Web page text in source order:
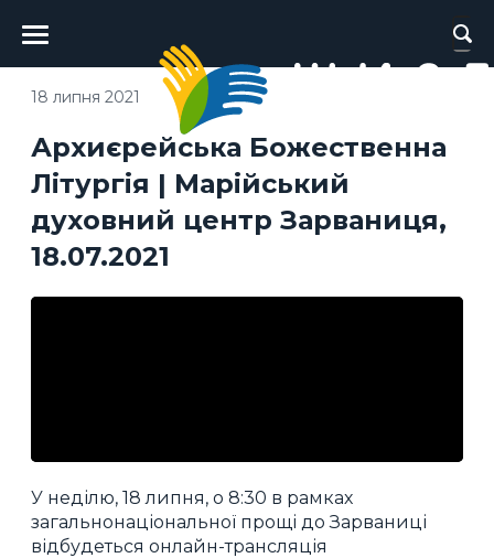
Головне
меню
Архиєрейська Божественна
Літургія | Марійський
духовний центр Зарваниця,
18.07.2021
18 липня 2021
У неділю, 18 липня, о 8:30 в рамках
загальнонаціональної прощі до Зарваниці
відбудеться онлайн-трансляція